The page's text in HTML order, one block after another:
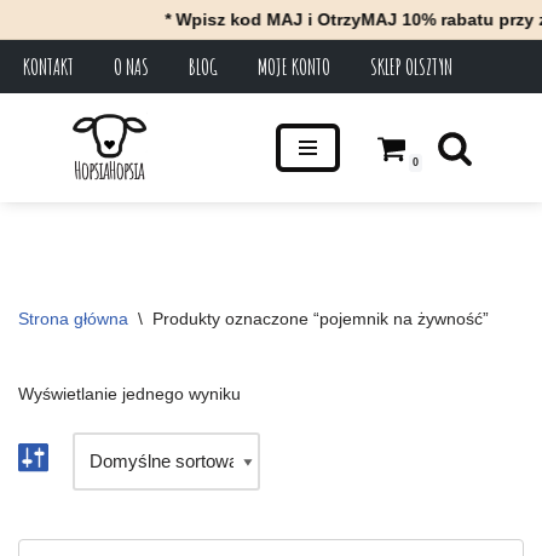
* Wpisz kod MAJ i OtrzyMAJ 10% rabatu
KONTAKT O NAS BLOG MOJE KONTO SKLEP OLSZTYN
0
Strona główna \ Produkty oznaczone “pojemnik na żywność”
Wyświetlanie jednego wyniku